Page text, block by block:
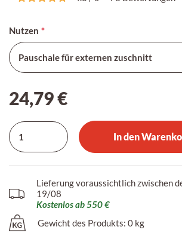
Nutzen
24,79 €
In den
Lieferung voraussichtlich zwischen
19/08
Kostenlos ab 550 €
Gewicht des Produkts: 0 kg